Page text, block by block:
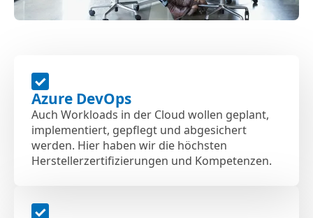
Azure DevOps
Auch Workloads in der Cloud wollen geplant,
implementiert, gepflegt und abgesichert
werden. Hier haben wir die höchsten
Herstellerzertifizierungen und Kompetenzen.